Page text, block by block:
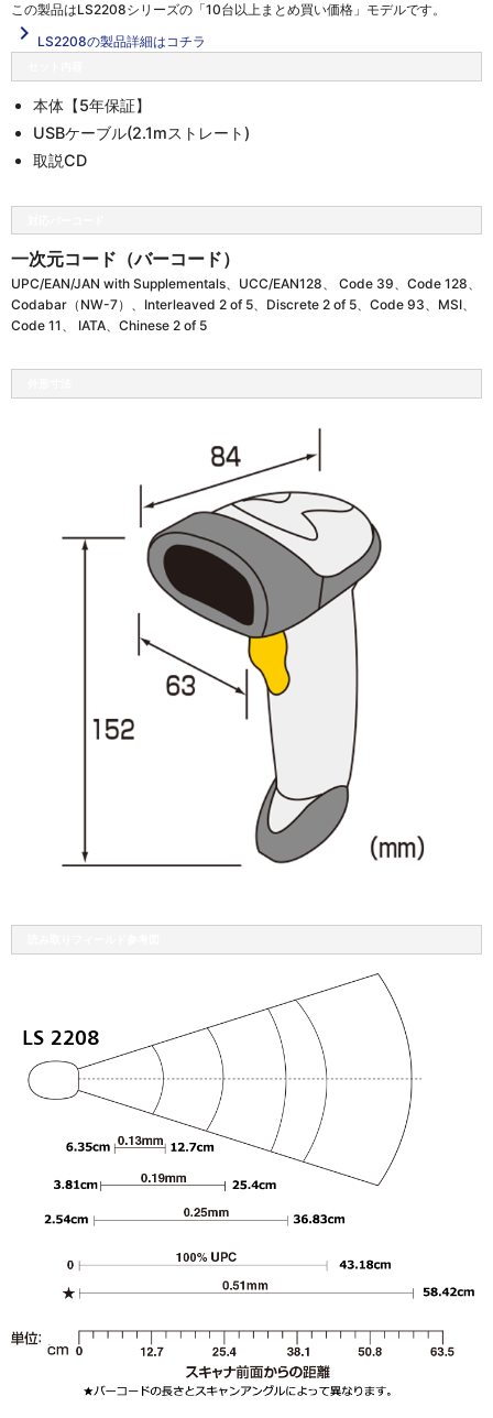
この製品はLS2208シリーズの「10台以上まとめ買い価格」 モデルです。
navigate_next LS2208の製品詳細はコチラ
本体【5年保証】
USBケーブル(2.1mストレート)
取説CD
一次元コード（バーコード）
UPC/EAN/JAN with Supplementals、UCC/EAN128、 Code 39、Code 128、
Codabar（NW-7）、Interleaved 2 of 5、Discrete 2 of 5、Code 93、MSI、
Code 11、 IATA、Chinese 2 of 5